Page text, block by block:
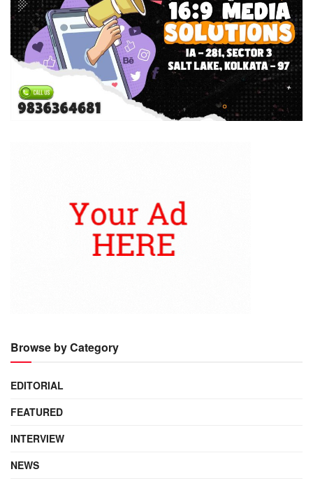
Browse by Category
EDITORIAL
FEATURED
INTERVIEW
NEWS